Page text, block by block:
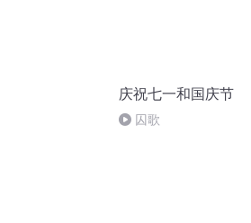
庆祝七一和国庆节
囚歌